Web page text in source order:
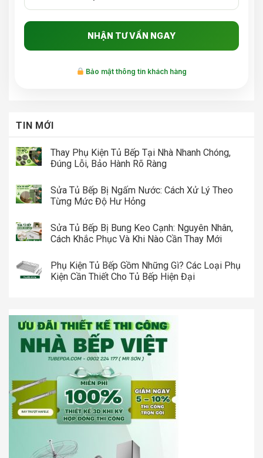
Bảo mật thông tin khách hàng
TIN MỚI
Thay Phụ Kiện Tủ Bếp Tại Nhà Nhanh Chóng,
Đúng Lỗi, Bảo Hành Rõ Ràng
Sửa Tủ Bếp Bị Ngấm Nước: Cách Xử Lý Theo
Từng Mức Độ Hư Hỏng
Sửa Tủ Bếp Bị Bung Keo Cạnh: Nguyên Nhân,
Cách Khắc Phục Và Khi Nào Cần Thay Mới
Phụ Kiện Tủ Bếp Gồm Những Gì? Các Loại Phụ
Kiện Cần Thiết Cho Tủ Bếp Hiện Đại